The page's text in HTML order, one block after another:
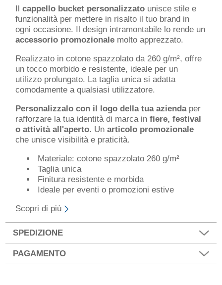
Ilcappello bucket personalizzato unisce stile e
funzionalità per mettere in risalto il tuo brand in
ogni occasione. Il design intramontabile lo rende un
accessorio promozionale molto apprezzato.
Realizzato in cotone spazzolato da 260 g/m², offre
un tocco morbido e resistente, ideale per un
utilizzo prolungato. La taglia unica si adatta
comodamente a qualsiasi utilizzatore.
Personalizzalo con il logo della tua aziendaper
rafforzare la tua identità di marca infiere, festival
o attività all'aperto. Unarticolo promozionale
che unisce visibilità e praticità.
Materiale: cotone spazzolato 260 g/m²
Taglia unica
Finitura resistente e morbida
Ideale per eventi o promozioni estive
Scopri di più
SPEDIZIONE
PAGAMENTO